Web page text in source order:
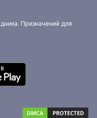
Призначений для